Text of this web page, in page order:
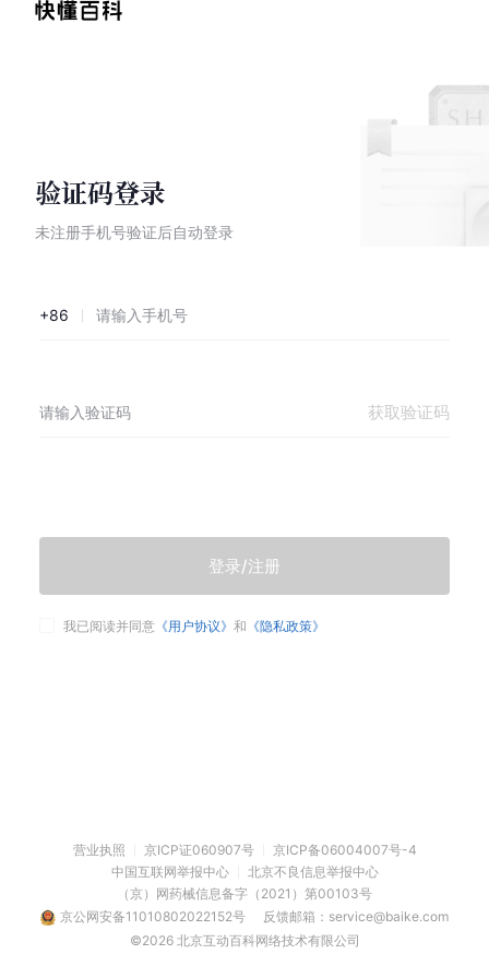
验证码登录
未注册手机号验证后自动登录
+86
获取验证码
我已阅读并同意 《用户协议》 和 《隐私政策》
登录/注册
营业执照 京ICP证060907号
京ICP备06004007号-4
中国互联网举报中心
北京不良信息举报中心
（京）网药械信息备字（2021）第00103号
京公网安备11010802022152号
反馈邮箱：service@baike.com
©2026 北京互动百科网络技术有限公司